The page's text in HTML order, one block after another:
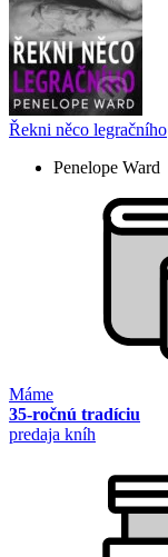
Řekni něco legračního
Penelope Ward
Máme
35-ročnú tradíciu
predaja kníh